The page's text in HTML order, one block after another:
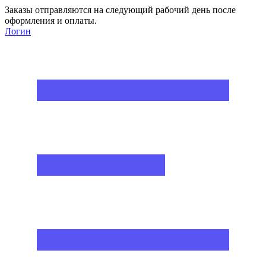
Заказы отправляются на следующий рабочий день после
оформления и оплаты.
Логин